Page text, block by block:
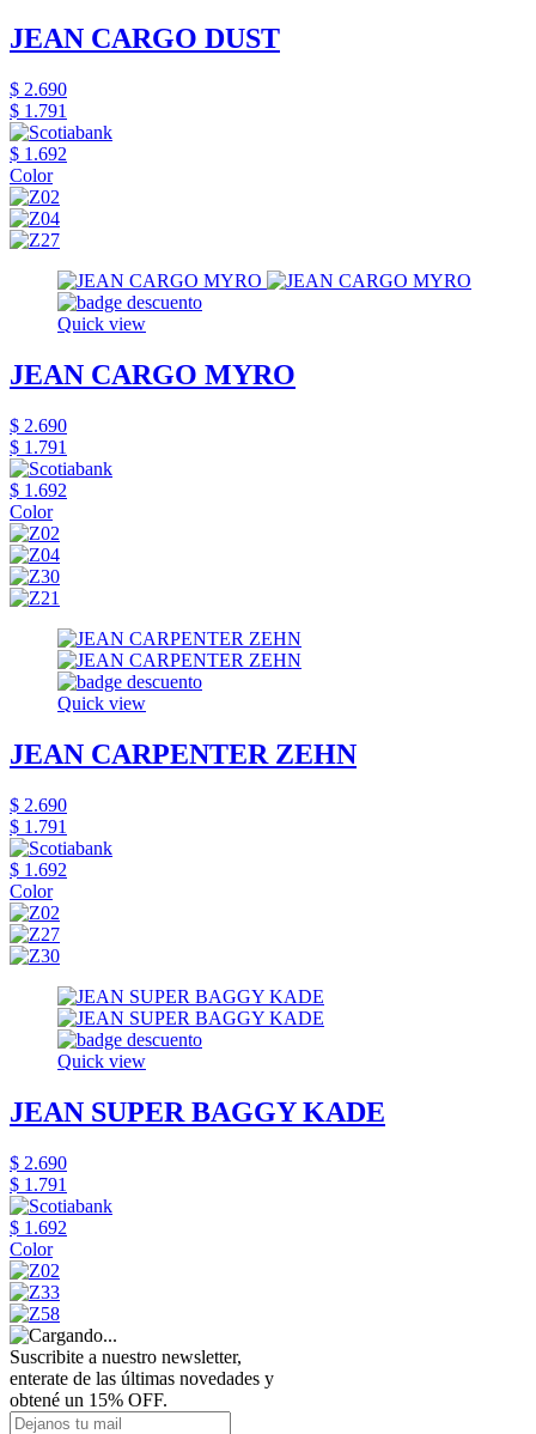
JEAN CARGO DUST
$ 2.690
$ 1.791
$ 1.692
Color
Quick view
JEAN CARGO MYRO
$ 2.690
$ 1.791
$ 1.692
Color
Quick view
JEAN CARPENTER ZEHN
$ 2.690
$ 1.791
$ 1.692
Color
Quick view
JEAN SUPER BAGGY KADE
$ 2.690
$ 1.791
$ 1.692
Color
Suscribite a nuestro newsletter,
enterate de las últimas novedades y
obtené un 15% OFF.